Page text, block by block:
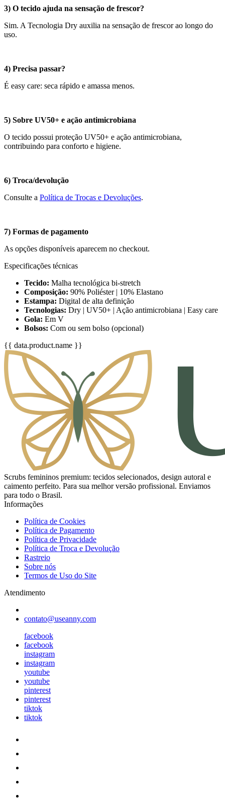
3) O tecido ajuda na sensação de frescor?
Sim. A Tecnologia Dry auxilia na sensação de frescor ao longo do
uso.
4) Precisa passar?
É easy care: seca rápido e amassa menos.
5) Sobre UV50+ e ação antimicrobiana
O tecido possui proteção UV50+ e ação antimicrobiana,
contribuindo para conforto e higiene.
6) Troca/devolução
Consulte a Política de Trocas e Devoluções.
7) Formas de pagamento
As opções disponíveis aparecem no checkout.
Especificações técnicas
Tecido: Malha tecnológica bi-stretch
Composição: 90% Poliéster | 10% Elastano
Estampa: Digital de alta definição
Tecnologias: Dry | UV50+ | Ação antimicrobiana | Easy care
Gola: Em V
Bolsos: Com ou sem bolso (opcional)
{{ data.product.name }}
Scrubs femininos premium: tecidos selecionados, design autoral e
caimento perfeito. Para sua melhor versão profissional. Enviamos
para todo o Brasil.
Informações
Política de Cookies
Política de Pagamento
Política de Privacidade
Política de Troca e Devolução
Rastreio
Sobre nós
Termos de Uso do Site
Atendimento
contato@useanny.com
facebook
facebook
instagram
instagram
youtube
youtube
pinterest
pinterest
tiktok
tiktok